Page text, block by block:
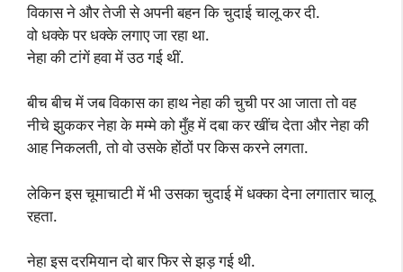
विकास ने और तेजी से अपनी बहन कि चुदाई चालू कर दी.
वो धक्के पर धक्के लगाए जा रहा था.
नेहा की टांगें हवा में उठ गई थीं.
बीच बीच में जब विकास का हाथ नेहा की चुची पर आ जाता तो वह
नीचे झुककर नेहा के मम्मे को मुँह में दबा कर खींच देता और नेहा की
आह निकलती, तो वो उसके होंठों पर किस करने लगता.
लेकिन इस चूमाचाटी में भी उसका चुदाई में धक्का देना लगातार चालू
रहता.
नेहा इस दरमियान दो बार फिर से झड़ गई थी.